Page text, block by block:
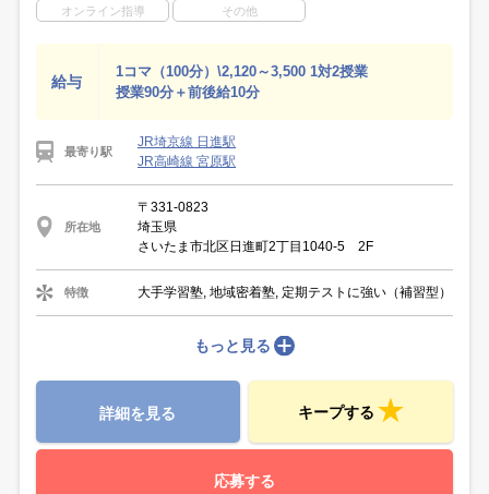
オンライン指導 その他
給与
1コマ（100分）\2,120～3,500 1対2授業
授業90分＋前後給10分
最寄り駅
JR埼京線 日進駅
JR高崎線 宮原駅
所在地
〒331-0823
埼玉県
さいたま市北区日進町2丁目1040-5 2F
特徴 大手学習塾, 地域密着塾, 定期テストに強い（補習型）
もっと見る
詳細を見る キープする
応募する